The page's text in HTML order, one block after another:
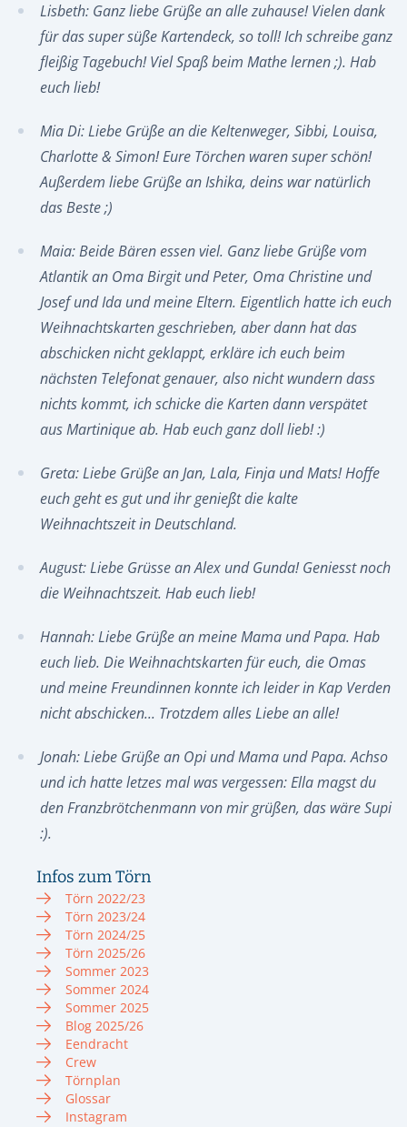
Lisbeth: Ganz liebe Grüße an alle zuhause! Vielen dank
für das super süße Kartendeck, so toll! Ich schreibe ganz
fleißig Tagebuch! Viel Spaß beim Mathe lernen ;). Hab
euch lieb!
Mia Di: Liebe Grüße an die Keltenweger, Sibbi, Louisa,
Charlotte & Simon! Eure Törchen waren super schön!
Außerdem liebe Grüße an Ishika, deins war natürlich
das Beste ;)
Maia: Beide Bären essen viel. Ganz liebe Grüße vom
Atlantik an Oma Birgit und Peter, Oma Christine und
Josef und Ida und meine Eltern. Eigentlich hatte ich euch
Weihnachtskarten geschrieben, aber dann hat das
abschicken nicht geklappt, erkläre ich euch beim
nächsten Telefonat genauer, also nicht wundern dass
nichts kommt, ich schicke die Karten dann verspätet
aus Martinique ab. Hab euch ganz doll lieb! :)
Greta: Liebe Grüße an Jan, Lala, Finja und Mats! Hoffe
euch geht es gut und ihr genießt die kalte
Weihnachtszeit in Deutschland.
August: Liebe Grüsse an Alex und Gunda! Geniesst noch
die Weihnachtszeit. Hab euch lieb!
Hannah: Liebe Grüße an meine Mama und Papa. Hab
euch lieb. Die Weihnachtskarten für euch, die Omas
und meine Freundinnen konnte ich leider in Kap Verden
nicht abschicken... Trotzdem alles Liebe an alle!
Jonah: Liebe Grüße an Opi und Mama und Papa. Achso
und ich hatte letzes mal was vergessen: Ella magst du
den Franzbrötchenmann von mir grüßen, das wäre Supi
:).
Infos zum Törn
Törn 2022/23
Törn 2023/24
Törn 2024/25
Törn 2025/26
Sommer 2023
Sommer 2024
Sommer 2025
Blog 2025/26
Eendracht
Crew
Törnplan
Glossar
Instagram